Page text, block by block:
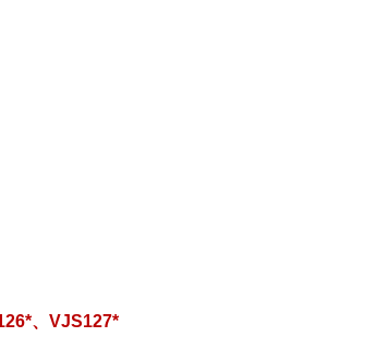
、VJS127*